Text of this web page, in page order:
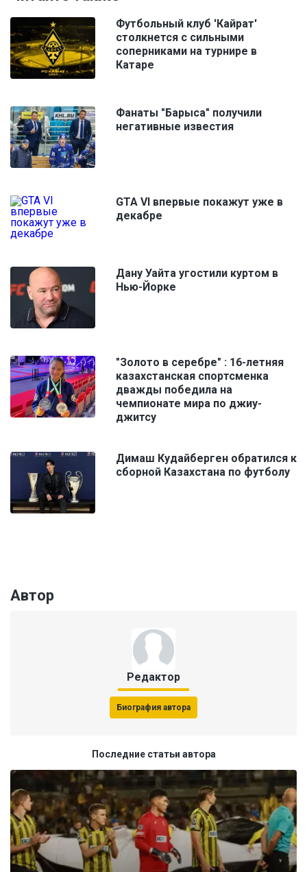
Футбольный клуб 'Кайрат'
столкнется с сильными
соперниками на турнире в
Катаре
Фанаты "Барыса" получили
негативные известия
GTA VI впервые покажут уже в
декабре
Дану Уайта угостили куртом в
Нью-Йорке
"Золото в серебре" : 16-летняя
казахстанская спортсменка
дважды победила на
чемпионате мира по джиу-
джитсу
Димаш Кудайберген обратился к
сборной Казахстана по футболу
Автор
Редактор
Биография автора
Последние статьи автора